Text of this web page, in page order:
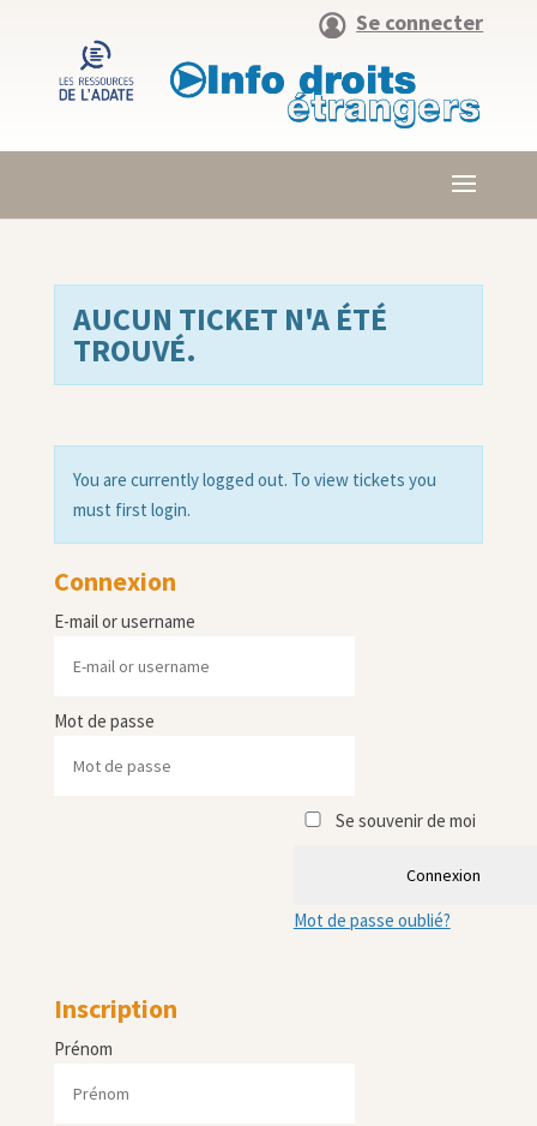
Se connecter
AUCUN TICKET N'A ÉTÉ
TROUVÉ.
You are currently logged out. To view tickets you
must first login.
Connexion
E-mail or username
Mot de passe
Se souvenir de moi
Connexion
Mot de passe oublié?
Inscription
Prénom